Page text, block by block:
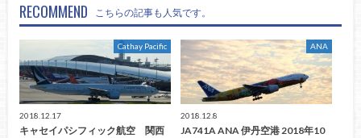
RECOMMEND こちらの記事も人気です。
Cathay Pacific
2018.12.17
キャセイパシフィック航空 関西
ANA
2018.12.8
JA741A ANA 伊丹空港 2018年10